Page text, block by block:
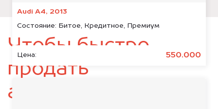
Audi A4, 2013
Состояние: Битое, Кредитное, Премиум
Цена: 550.000
Чтобы быстро
продать
автомобиль,